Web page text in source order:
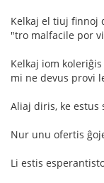
Kelkaj el tiuj finnoj
"tro malfacile por
Kelkaj iom
mi ne devus provi
Aliaj diris, ke
Nur unu ofertis
Li estis